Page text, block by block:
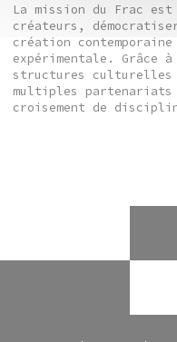
La mission du Frac
créateurs,
création
expérimentale.
structures culturelles
multiples
croisement de